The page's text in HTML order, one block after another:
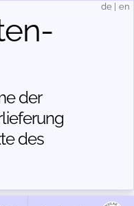
der
des
de en